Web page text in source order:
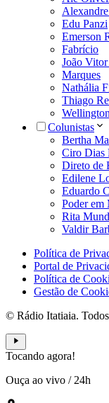
Edu Panzi
Emerson
Fabrício
João
Marques
Nathália
Thiago
Colunistas
Bertha
Ciro Dias
Direto de
Edilene
Eduardo
Poder em
Rita
Valdir
Política de
Portal de
Política de
Gestão de
© Rádio Itatiaia.
Tocando agora!
Ouça ao vivo / 24h